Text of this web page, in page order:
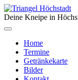
Deine Kneipe in
Home
Termine
Getränkekarte
Bilder